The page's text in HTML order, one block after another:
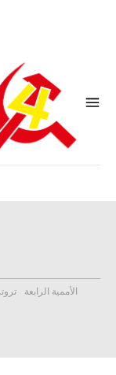
الأممية الرابعة